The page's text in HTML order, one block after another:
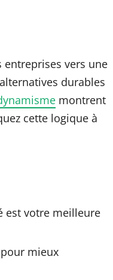
vers une
durables
montrent
cette logique à
est votre meilleure
mieux